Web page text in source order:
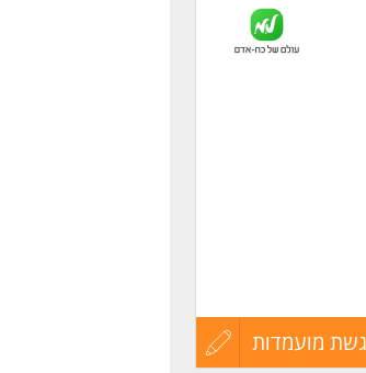
מועמדות
עדכון